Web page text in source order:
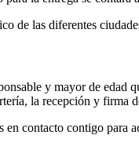
de las diferentes
y mayor de edad
la recepción y firma
contacto contigo